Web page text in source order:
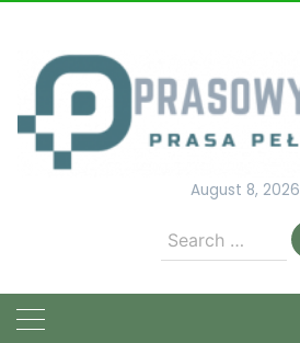
content
August 8, 2026
Search
for: